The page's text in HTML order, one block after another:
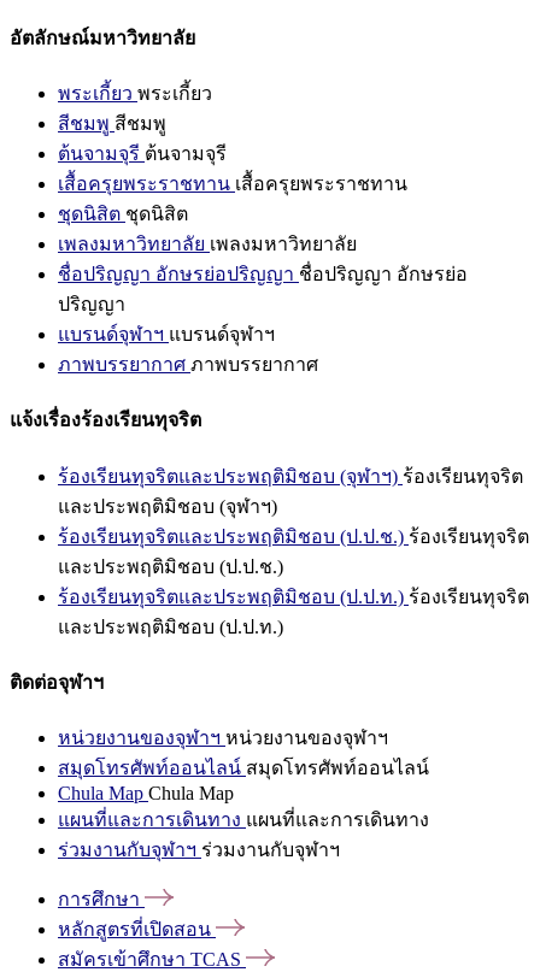
อัตลักษณ์มหาวิทยาลัย
พระเกี้ยว พระเกี้ยว
สีชมพู สีชมพู
ต้นจามจุรี ต้นจามจุรี
เสื้อครุยพระราชทาน เสื้อครุยพระราชทาน
ชุดนิสิต ชุดนิสิต
เพลงมหาวิทยาลัย เพลงมหาวิทยาลัย
ชื่อปริญญา อักษรย่อปริญญา ชื่อปริญญา อักษรย่อ
ปริญญา
แบรนด์จุฬาฯ แบรนด์จุฬาฯ
ภาพบรรยากาศ ภาพบรรยากาศ
แจ้งเรื่องร้องเรียนทุจริต
ร้องเรียนทุจริตและประพฤติมิชอบ (จุฬาฯ) ร้องเรียนทุจริต
และประพฤติมิชอบ (จุฬาฯ)
ร้องเรียนทุจริตและประพฤติมิชอบ (ป.ป.ช.) ร้องเรียนทุจริต
และประพฤติมิชอบ (ป.ป.ช.)
ร้องเรียนทุจริตและประพฤติมิชอบ (ป.ป.ท.) ร้องเรียนทุจริต
และประพฤติมิชอบ (ป.ป.ท.)
ติดต่อจุฬาฯ
หน่วยงานของจุฬาฯ หน่วยงานของจุฬาฯ
สมุดโทรศัพท์ออนไลน์ สมุดโทรศัพท์ออนไลน์
Chula Map Chula Map
แผนที่และการเดินทาง แผนที่และการเดินทาง
ร่วมงานกับจุฬาฯ ร่วมงานกับจุฬาฯ
การศึกษา
หลักสูตรที่เปิดสอน
สมัครเข้าศึกษา TCAS